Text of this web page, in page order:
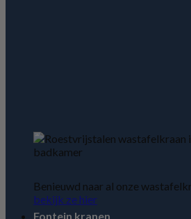
Benieuwd naar al onze
bekijk ze hier
Fontein kranen